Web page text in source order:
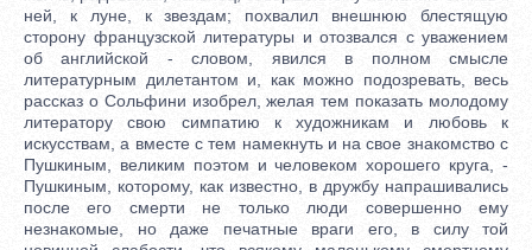
ней, к луне, к звездам; похвалил внешнюю блестящую
сторону французской литературы и отозвался с уважением
об английской - словом, явился в полном смысле
литературным дилетантом и, как можно подозревать, весь
рассказ о Сольфини изобрел, желая тем показать молодому
литератору свою симпатию к художникам и любовь к
искусствам, а вместе с тем намекнуть и на свое знакомство с
Пушкиным, великим поэтом и человеком хорошего круга, -
Пушкиным, которому, как известно, в дружбу напрашивались
после его смерти не только люди совершенно ему
незнакомые, но даже печатные враги его, в силу той